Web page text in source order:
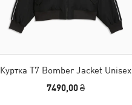
Куртка T7 Bomber Jacket Unisex
7490,00 ₴